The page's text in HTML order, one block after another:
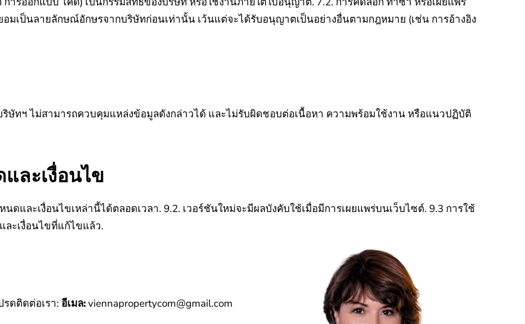
มเป็นลายลักษณ์อักษรจากบริษัทก่อนเท่านั้น เว้นแต่จะได้รับอนุญาตเป็นอย่างอื่นตามกฎหมาย (เช่น การอ้างอิง
ริษัทฯ ไม่สามารถควบคุมแหล่งข้อมูลดังกล่าวได้ และไม่รับผิดชอบต่อเนื้อหา ความพร้อมใช้งาน หรือแนวปฏิบัติ
ละเงื่อนไข
ดและเงื่อนไขเหล่านี้ได้ตลอดเวลา. 9.2. เวอร์ชันใหม่จะมีผลบังคับใช้เมื่อมีการเผยแพร่บนเว็บไซต์. 9.3 การใช้
ละเงื่อนไขที่แก้ไขแล้ว.
ดติดต่อเรา: อีเมล:viennapropertycom@gmail.com